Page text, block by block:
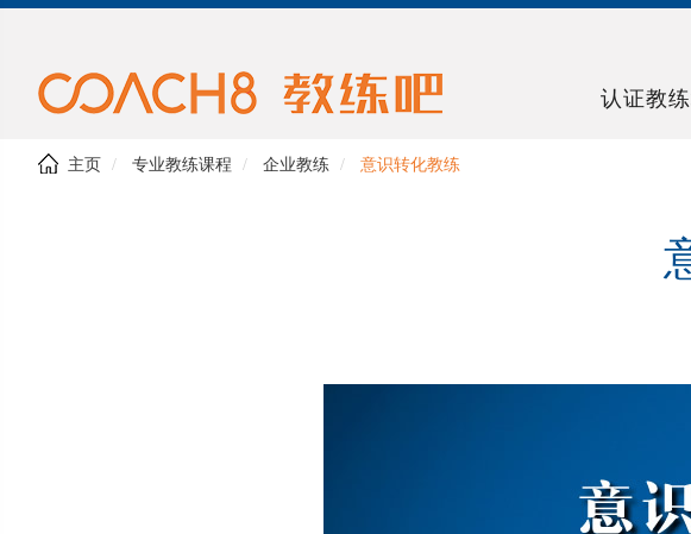
认证教练
主页 专业教练课程 企业教练 意识转化教练